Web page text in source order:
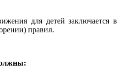
для детей заключается в
правил.